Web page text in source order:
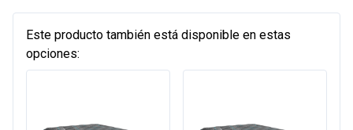
Este producto también está disponible en estas
opciones: